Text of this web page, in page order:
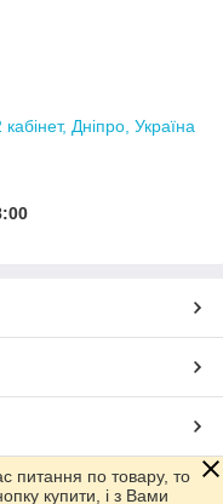
Дніпро, Україна
питання по товару, то
купити, і з Вами